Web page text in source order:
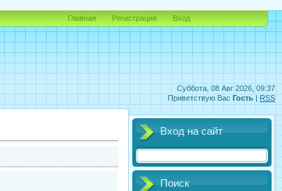
Суббота, 08 Авг 2026, 09:37
Приветствую Вас Гость | RSS
Главная Регистрация Вход
Вход на сайт
Поиск